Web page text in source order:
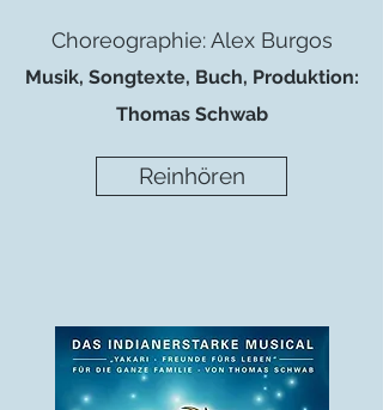
Choreographie: Alex Burgos
Musik, Songtexte, Buch, Produktion:
Thomas Schwab
Reinhören